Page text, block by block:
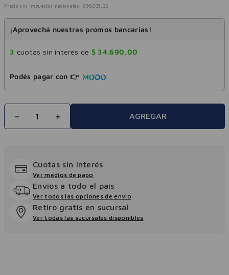
Precio sin impuestos nacionales: $ 86.008 , 26
¡Aprovechá nuestras promos bancarias!
3 cuotas sin interés de $ 34.690,00
Podés pagar con 👉
＋
－ AGREGAR
Cuotas sin interés
Ver medios de pago
Envios a todo el pais
Ver todos las opciones de envio
Retiro gratis en sucursal
Ver todas las sucursales disponibles